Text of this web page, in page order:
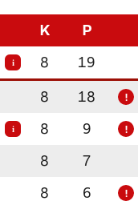
K P
i 8 19
8 18 !
i 8 9 !
8 7
8 6 !